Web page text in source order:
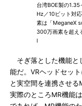
台湾BOE製の
Hz／10ビット対
素は「MeganeX
300万画素を超え
l
そぎ落とした機能と
能だ。VRヘッドセッ
と実空間を連携させる
実際のところMR機能